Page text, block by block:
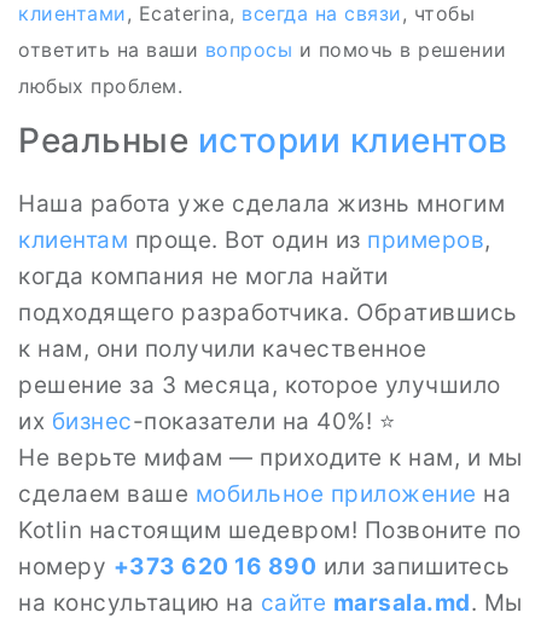
клиентами, Ecaterina, всегда на связи, чтобы
ответить на ваши вопросы и помочь в решении
любых проблем.
Реальные истории клиентов
Наша работа уже сделала жизнь многим
клиентам проще. Вот один из примеров,
когда компания не могла найти
подходящего разработчика. Обратившись
к нам, они получили качественное
решение за 3 месяца, которое улучшило
их бизнес-показатели на 40%! ⭐
Не верьте мифам — приходите к нам, и мы
сделаем ваше мобильное приложение на
Kotlin настоящим шедевром! Позвоните по
номеру +373 620 16 890 или запишитесь
на консультацию на сайте marsala.md. Мы